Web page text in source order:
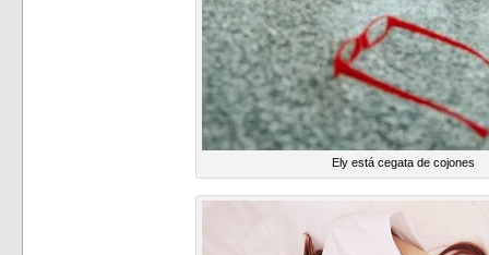
Ely está cegata de cojones